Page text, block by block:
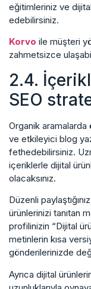
eğitimleriniz ve
edebilirsiniz.
Korvo ile müşteri
zahmetsizce
2.4.
SEO
Organik aramalarda
ve etkileyici blog
fethedebilirsiniz.
içeriklerle dijital
olacaksınız.
Düzenli
ürünlerinizi tanıtan
profilinizin “Dijital
metinlerin kısa
gönderilerinizde
Ayrıca dijital